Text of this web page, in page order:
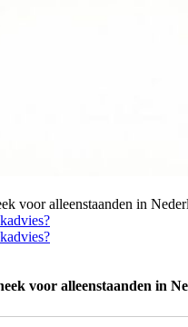
voor alleenstaanden in
voor alleenstaanden in